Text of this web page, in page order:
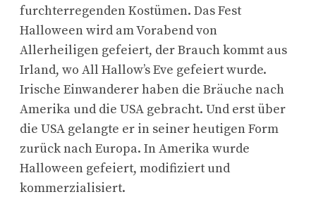
furchterregenden Kostümen. Das Fest
Halloween wird am Vorabend von
Allerheiligen gefeiert, der Brauch kommt aus
Irland, wo All Hallow’s Eve gefeiert wurde.
Irische Einwanderer haben die Bräuche nach
Amerika und die USA gebracht. Und erst über
die USA gelangte er in seiner heutigen Form
zurück nach Europa. In Amerika wurde
Halloween gefeiert, modifiziert und
kommerzialisiert.